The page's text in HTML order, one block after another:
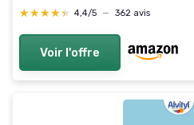
★★★★★
★★★★★ 4,4/5 — 362 avis
Voir l'offre